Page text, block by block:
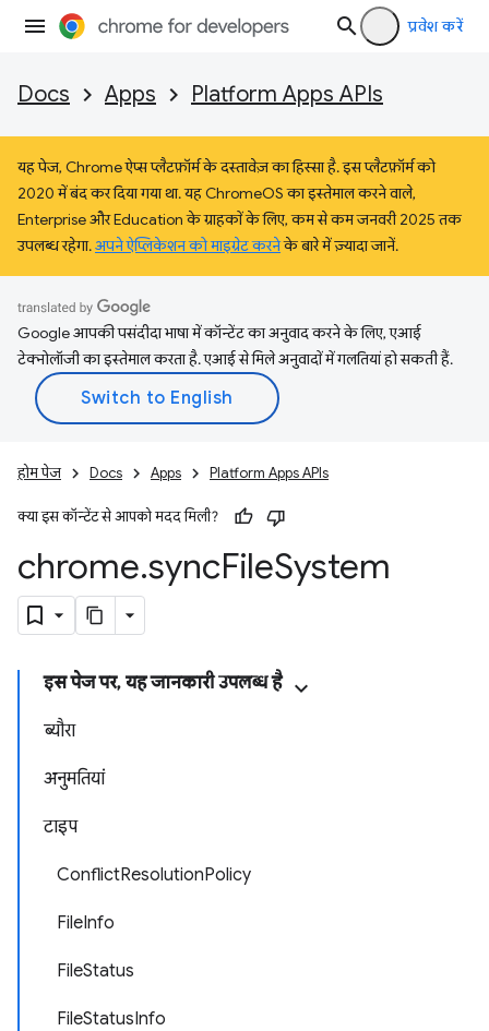
प्रवेश करें
Docs Apps Platform Apps APIs
यह पेज, Chrome ऐप्स प्लैटफ़ॉर्म के दस्तावेज़ का हिस्सा है. इस प्लैटफ़ॉर्म को
2020 में बंद कर दिया गया था. यह ChromeOS का इस्तेमाल करने वाले,
Enterprise और Education के ग्राहकों के लिए, कम से कम जनवरी 2025 तक
उपलब्ध रहेगा.अपने ऐप्लिकेशन को माइग्रेट करनेके बारे में ज़्यादा जानें.
Google आपकी पसंदीदा भाषा में कॉन्टेंट का अनुवाद करने के लिए, एआई
टेक्नोलॉजी का इस्तेमाल करता है. एआई से मिले अनुवादों में गलतियां हो सकती हैं.
होम पेज Docs Apps Platform Apps APIs
क्या इस कॉन्टेंट से आपको मदद मिली?
chrome.syncFileSystem
इस पेज पर, यह जानकारी उपलब्ध है
ब्यौरा
अनुमतियां
टाइप
ConflictResolutionPolicy
FileInfo
FileStatus
FileStatusInfo